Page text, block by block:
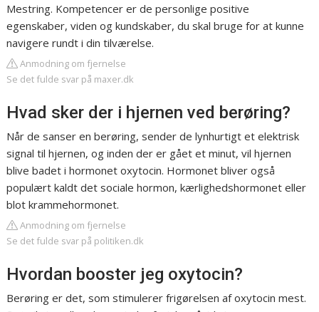
Mestring. Kompetencer er de personlige positive
egenskaber, viden og kundskaber, du skal bruge for at kunne
navigere rundt i din tilværelse.
Anmodning om fjernelse
Se det fulde svar på maxer.dk
Hvad sker der i hjernen ved berøring?
Når de sanser en berøring, sender de lynhurtigt et elektrisk
signal til hjernen, og inden der er gået et minut, vil hjernen
blive badet i hormonet oxytocin. Hormonet bliver også
populært kaldt det sociale hormon, kærlighedshormonet eller
blot krammehormonet.
Anmodning om fjernelse
Se det fulde svar på politiken.dk
Hvordan booster jeg oxytocin?
Berøring er det, som stimulerer frigørelsen af oxytocin mest.